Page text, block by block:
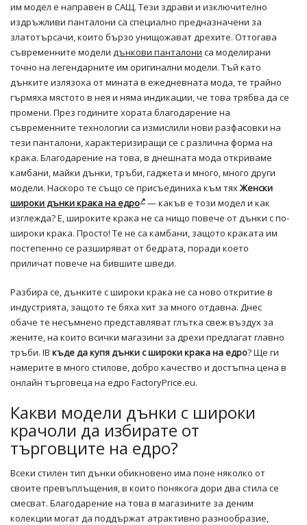
им модел е направен в САЩ. Тези здрави и изключително
издръжливи панталони са специално предназначени за
златотърсачи, които бързо унищожават дрехите. Оттогава
съвременните модели дънкови панталони са моделирани
точно на легендарните им оригинални модели. Тъй като
дънките излязоха от мината в ежедневната мода, те трайно
гърмяха мястото в нея и няма индикации, че това трябва да се
промени. През годините хората благодарение на
съвременните технологии са измислили нови разфасовки на
тези панталони, характеризиращи се с различна форма на
крака. Благодарение на това, в днешната мода откриваме
камбани, майки дънки, тръби, гаджета и много, много други
модели. Наскоро те също се присъединиха към тяхЖенски
широки дънки крака на едро
— какъв е този модел и как
изглежда? Е, широките крака не са нищо повече от дънки с по-
широки крака. Просто! Те не са камбани, защото краката им
постепенно се разширяват от бедрата, поради което
приличат повече на бившите шведи.
Разбира се, дънките с широки крака не са ново откритие в
индустрията, защото те бяха хит за много отдавна. Днес
обаче те несъмнено представляват глътка свеж въздух за
жените, на които всички магазини за дрехи предлагат главно
тръби. IB къде да купя дънки с широки крака на едро? Ще ги
намерите в много стилове, добро качество и достъпна цена в
онлайн търговеца на едро FactoryPrice.eu.
Какви модели дънки с широки
крачоли да избирате от
търговците на едро?
Всеки стилен тип дънки обикновено има поне няколко от
своите превъплъщения, в които понякога дори два стила се
смесват. Благодарение на това в магазините за деним
колекции могат да поддържат атрактивно разнообразие,